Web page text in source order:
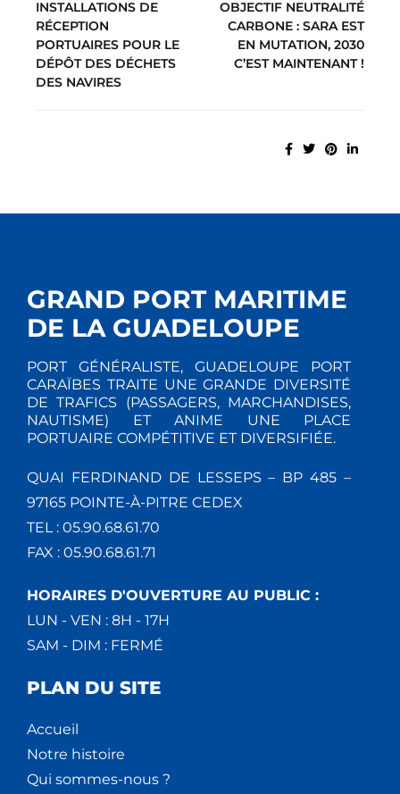
INSTALLATIONS DE
RÉCEPTION
PORTUAIRES POUR LE
DÉPÔT DES DÉCHETS
DES NAVIRES
OBJECTIF NEUTRALITÉ
CARBONE : SARA EST
EN MUTATION, 2030
C’EST MAINTENANT !
GRAND PORT MARITIME
DE LA GUADELOUPE
PORT GÉNÉRALISTE, GUADELOUPE PORT
CARAÏBES TRAITE UNE GRANDE DIVERSITÉ
DE TRAFICS (PASSAGERS, MARCHANDISES,
NAUTISME) ET ANIME UNE PLACE
PORTUAIRE COMPÉTITIVE ET DIVERSIFIÉE.
QUAI FERDINAND DE LESSEPS – BP 485 –
97165 POINTE-À-PITRE CEDEX
TEL : 05.90.68.61.70
FAX : 05.90.68.61.71
HORAIRES D'OUVERTURE AU PUBLIC :
LUN - VEN : 8H - 17H
SAM - DIM : FERMÉ
PLAN DU SITE
Accueil
Notre histoire
Qui sommes-nous ?